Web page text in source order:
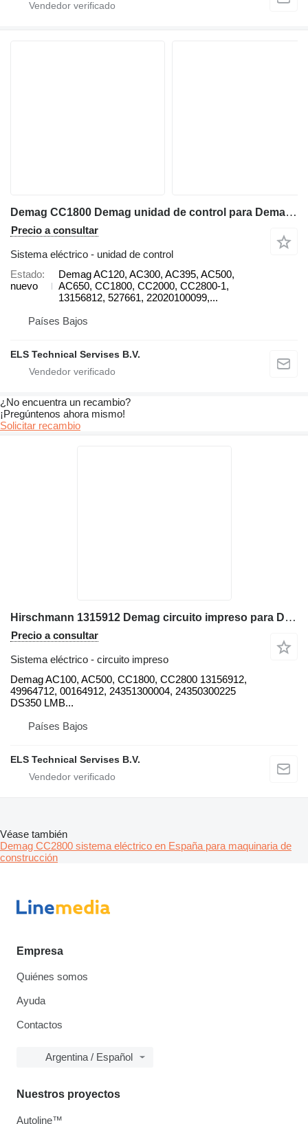
Demag CC1800 Demag unidad de control para Demag AC120, AC300, AC395, AC500, AC650, CC1800, CC2000, CC2800-1 grúa sobre orugas
Precio a consultar
Sistema eléctrico - unidad de control
Estado
nuevo
Demag AC120, AC300, AC395, AC500,
AC650, CC1800, CC2000, CC2800-1,
13156812, 527661, 22020100099,...
Países Bajos
ELS Technical Servises B.V.
¿No encuentra un recambio?
¡Pregúntenos ahora mismo!
Solicitar recambio
Hirschmann 1315912 Demag circuito impreso para Demag AC100, AC500, CC1800, CC2800 grúa todo terreno
Precio a consultar
Sistema eléctrico - circuito impreso
Demag AC100, AC500, CC1800, CC2800 13156912,
49964712, 00164912, 24351300004, 24350300225
DS350 LMB...
Países Bajos
ELS Technical Servises B.V.
Véase también
Demag CC2800 sistema eléctrico en España para maquinaria de
construcción
Empresa
Quiénes somos
Ayuda
Contactos
Argentina / Español
Nuestros proyectos
Autoline™